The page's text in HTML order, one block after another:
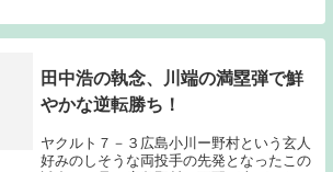
は何も面白みのないゲームとなってしまっ
た。ヤクルトは今日もオーダーをいじって
田中浩の執念、川端の満塁弾で鮮
やかな逆転勝ち！
ヤクルト７－３広島小川ー野村という玄人
好みのしそうな両投手の先発となったこの